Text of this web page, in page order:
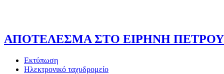
ΑΠΟΤΕΛΕΣΜΑ ΣΤΟ ΕΙΡΗΝΗ
Εκτύπωση
Ηλεκτρονικό ταχυδρομείο